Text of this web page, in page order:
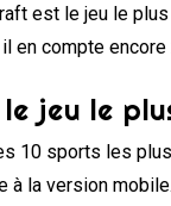
est le jeu le
en compte
jeu le
10 sports les
à la version